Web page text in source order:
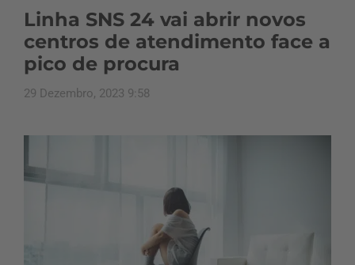
Linha SNS 24 vai abrir novos
centros de atendimento face a
pico de procura
29 Dezembro, 2023 9:58